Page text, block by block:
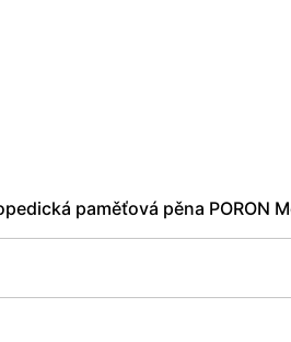
paměťová pěna PORON